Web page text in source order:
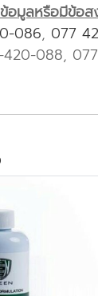
อมูลหรือมีข้อ
086, 077
088,